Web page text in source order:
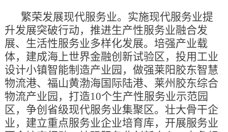
繁荣发展现代服务业。实施现代服务业提
升发展突破行动，推进生产性服务业融合发
展、生活性服务业多样化发展。培强产业载
体，建成海上世界金融创新试验区，投用工业
设计小镇智能制造产业园，做强莱阳胶东智慧
物流港、福山黄渤海国际陆港、莱州胶东综合
物流产业园，打造10个生产性服务业示范园
区，争创省级现代服务业集聚区。壮大骨干企
业，建立重点服务业企业培育库，开展服务业